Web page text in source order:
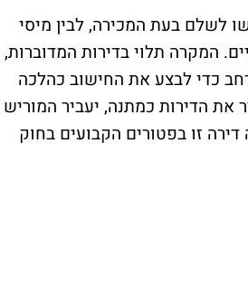
לשלם בעת המכירה, לבין מיסי
המקרה תלוי בדירות המדוברות,
כדי לבצע את החישוב כהלכה
את הדירות כמתנה, יעביר המוריש
זו בפטורים הקבועים בחוק